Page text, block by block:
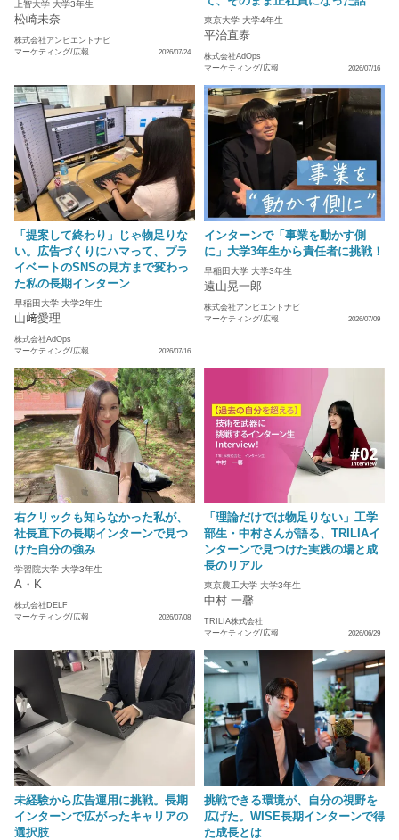
上智大学 大学3年生
松崎未奈
株式会社アンビエントナビ
マーケティング/広報
2026/07/24
東京大学 大学4年生
平治直泰
株式会社AdOps
マーケティング/広報
2026/07/16
「提案して終わり」じゃ物足りな
い。広告づくりにハマって、プラ
イベートのSNSの見方まで変わっ
た私の長期インターン
早稲田大学 大学2年生
山﨑愛理
株式会社AdOps
マーケティング/広報
2026/07/16
インターンで「事業を動かす側
に」大学3年生から責任者に挑戦！
早稲田大学 大学3年生
遠山晃一郎
株式会社アンビエントナビ
マーケティング/広報
2026/07/09
右クリックも知らなかった私が、
社長直下の長期インターンで見つ
けた自分の強み
学習院大学 大学3年生
A・K
株式会社DELF
マーケティング/広報
2026/07/08
「理論だけでは物足りない」工学
部生・中村さんが語る、TRILIAイ
ンターンで見つけた実践の場と成
長のリアル
東京農工大学 大学3年生
中村 一馨
TRILIA株式会社
マーケティング/広報
2026/06/29
未経験から広告運用に挑戦。長期
インターンで広がったキャリアの
選択肢
挑戦できる環境が、自分の視野を
広げた。WISE長期インターンで得
た成長とは